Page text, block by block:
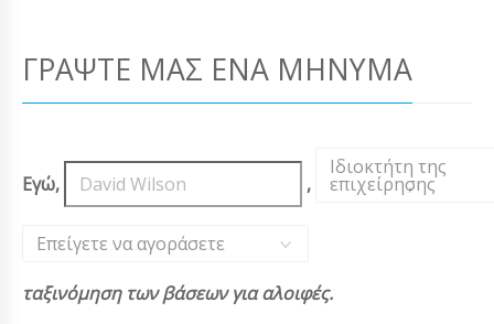
ΓΡΆΨΤΕ ΜΑΣ ΈΝΑ ΜΉΝΥΜΑ
Εγώ, ,
Ιδιοκτήτη της
επιχείρησης
,
Επείγετε να αγοράσετε
ταξινόμηση των βάσεων για αλοιφές.